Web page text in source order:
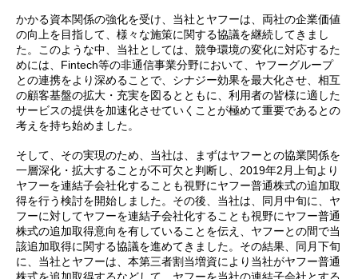
かかる資本関係の強化を受け、当社とヤフーは、両社の企業価値
の向上を目指して、様々な施策に関する協議を継続してきまし
た。このような中、当社としては、競争環境の変化に対応するた
めには、Fintech等の非通信事業分野において、ヤフーグループ
との連携をより深めることで、シナジー効果を最大化させ、相互
の顧客基盤の拡大・充実を図るとともに、利用者の皆様に適した
サービスの提供を加速化させていくことが極めて重要であるとの
考えを持ち始めました。
そして、その実現のため、当社は、まずはヤフーとの協業関係を
一層深化・拡大することが不可欠と判断し、2019年2月上旬より
ヤフーを連結子会社化することも視野にヤフー普通株式の追加取
得を行う検討を開始しました。その後、当社は、同月中旬に、ヤ
フーに対してヤフーを連結子会社化することも視野にヤフー普通
株式の追加取得意向を有していることを伝え、ヤフーとの間で当
該追加取得に関する協議を進めてきました。その結果、同月下旬
に、当社とヤフーは、本第三者割当増資により当社がヤフー普通